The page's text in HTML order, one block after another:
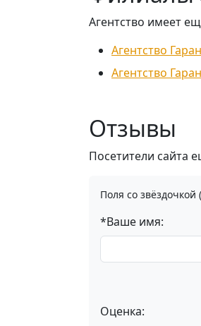
Агентство имеет
Агентство
Агентство
Отзывы
Посетители сайта
Поля со
*Ваше имя:
Оценка: